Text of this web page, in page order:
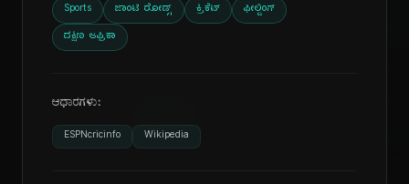
Sports ಜಾಂಟಿ ರೋಡ್ಸ್ ಕ್ರಿಕೆಟ್ ಫೀಲ್ಡಿಂಗ್
ದಕ್ಷಿಣ ಆಫ್ರಿಕಾ
ಆಧಾರಗಳು:
ESPNcricinfo Wikipedia